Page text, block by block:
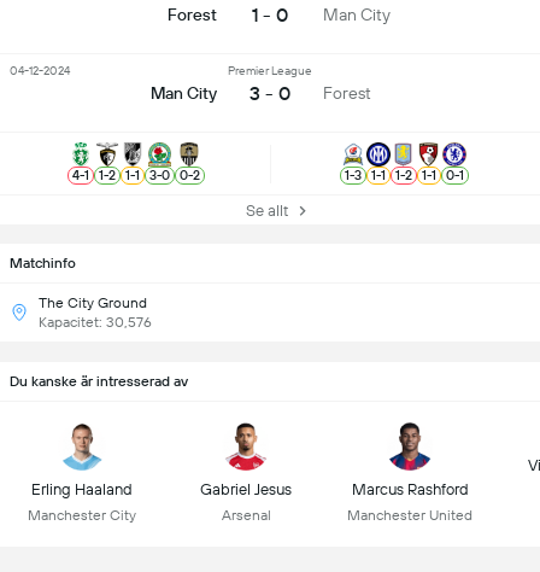
Matchinfo
The City Ground
Kapacitet: 30,576
Forest 1 - 0 Man City
Man City
Premier League
3 - 0 Forest
04-12-2024
4-1 1-2 1-1 3-0 0-2 1-3 1-1 1-2 1-1 0-1
Se allt
Du kanske är intresserad av
Erling Haaland
Manchester City
Gabriel Jesus
Arsenal
Marcus Rashford
Manchester United